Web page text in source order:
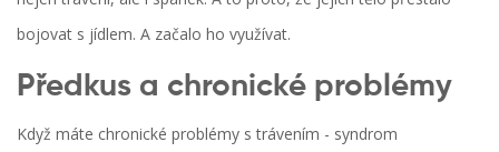
bojovat s jídlem. A začalo ho využívat.
Předkus a chronické problémy
Když máte chronické problémy s trávením - syndrom